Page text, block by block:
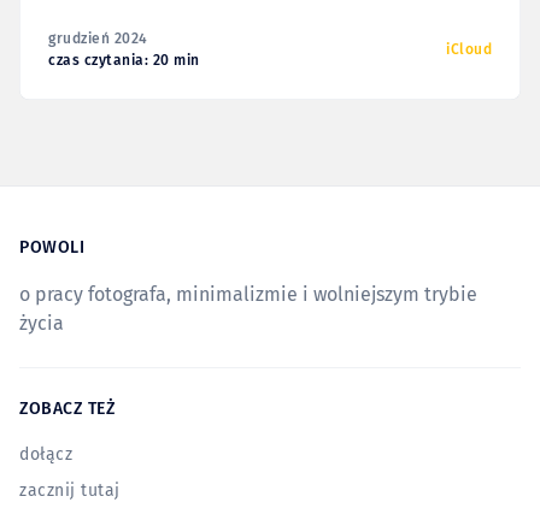
grudzień 2024
czas czytania: 20 min
iCloud
POWOLI
o pracy fotografa, minimalizmie i wolniejszym trybie
życia
ZOBACZ TEŻ
dołącz
zacznij tutaj